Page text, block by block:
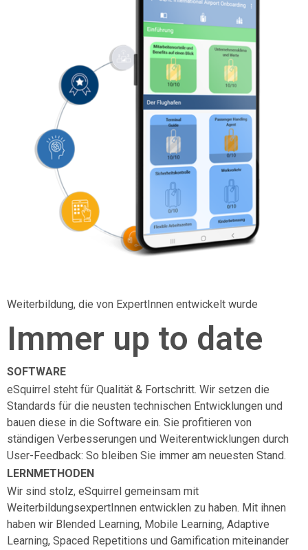
Weiterbildung, die von ExpertInnen entwickelt wurde
Immer up to date
SOFTWARE
eSquirrel steht für Qualität & Fortschritt. Wir setzen die
Standards für die neusten technischen Entwicklungen und
bauen diese in die Software ein. Sie profitieren von
ständigen Verbesserungen und Weiterentwicklungen durch
User-Feedback: So bleiben Sie immer am neuesten Stand.
LERNMETHODEN
Wir sind stolz, eSquirrel gemeinsam mit
WeiterbildungsexpertInnen entwicklen zu haben. Mit ihnen
haben wir Blended Learning, Mobile Learning, Adaptive
Learning, Spaced Repetitions und Gamification miteinander